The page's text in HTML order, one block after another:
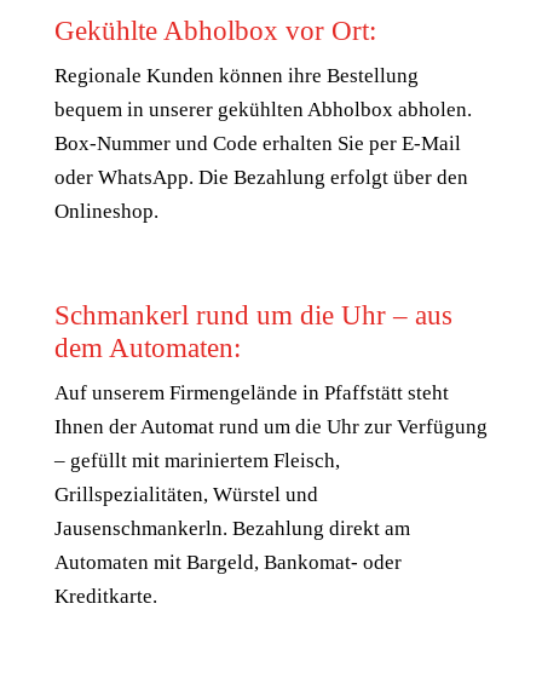
Gekühlte Abholbox vor Ort:
Regionale Kunden können ihre Bestellung
bequem in unserer gekühlten Abholbox abholen.
Box-Nummer und Code erhalten Sie per E-Mail
oder WhatsApp. Die Bezahlung erfolgt über den
Onlineshop.
Schmankerl rund um die Uhr – aus
dem Automaten:
Auf unserem Firmengelände in Pfaffstätt steht
Ihnen der Automat rund um die Uhr zur Verfügung
– gefüllt mit mariniertem Fleisch,
Grillspezialitäten, Würstel und
Jausenschmankerln. Bezahlung direkt am
Automaten mit Bargeld, Bankomat- oder
Kreditkarte.